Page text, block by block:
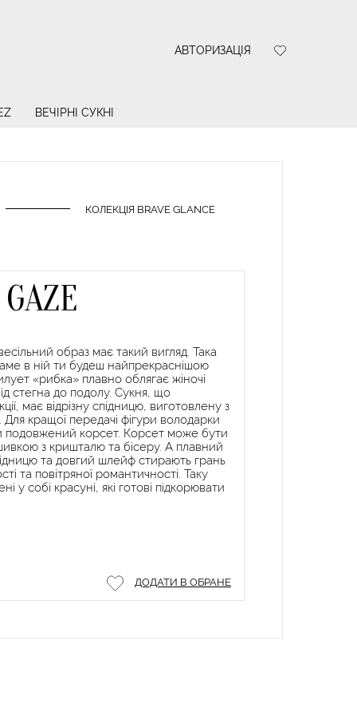
АВТОРИЗАЦІЯ
ВЕЧІРНІ СУКНІ
КОЛЕКЦІЯ BRAVE GLANCE
образ має такий вигляд. Така
в ній ти будеш найпрекраснішою
«рибка» плавно облягає жіночі
стегна до подолу. Сукня, що
має відрізну спідницю, виготовлену з
Для кращої передачі фігури володарки
подовжений корсет. Корсет може бути
з кришталю та бісеру. А плавний
та довгий шлейф стирають грань
та повітряної романтичності. Таку
у собі красуні, які готові підкорювати
ДОДАТИ В ОБРАНЕ